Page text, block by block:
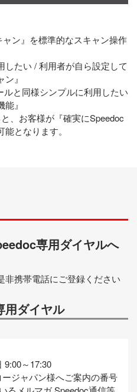
ン』を標準的なスキャン操作
たい / 利用者が自ら設定して
』
と同様シンプルに利用したい
』
、お客様が『確実にSpeedoc
となります。
専用ダイヤルへ
非携帯電話にご登録ください
用ダイヤル
～17:30
ジャパン様へご案内の番号